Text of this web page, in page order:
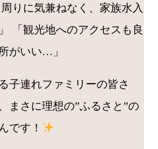
りに気兼ねなく、家族水入
「観光地へのアクセスも良
がいい…」
子連れファミリーの皆さ
まさに理想の”ふるさと”の
です！